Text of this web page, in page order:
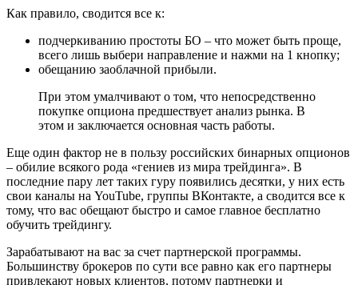
Как правило, сводится все к:
подчеркиванию простоты БО – что может быть проще,
всего лишь выбери направление и нажми на 1 кнопку;
обещанию заоблачной прибыли.
При этом умалчивают о том, что непосредственно
покупке опциона предшествует анализ рынка. В
этом и заключается основная часть работы.
Еще один фактор не в пользу российских бинарных опционов
– обилие всякого рода «гениев из мира трейдинга». В
последние пару лет таких гуру появились десятки, у них есть
свои каналы на YouTube, группы ВКонтакте, а сводится все к
тому, что вас обещают быстро и самое главное бесплатно
обучить трейдингу.
Зарабатывают на вас за счет партнерской программы.
Большинству брокеров по сути все равно как его партнеры
привлекают новых клиентов, потому партнерки и